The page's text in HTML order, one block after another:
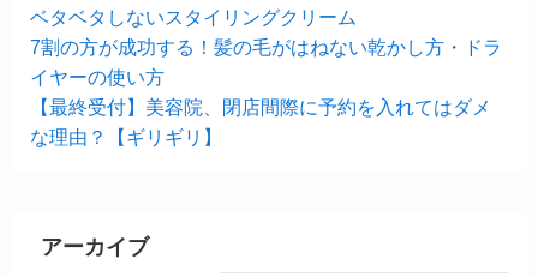
ベタベタしないスタイリングクリーム
7割の方が成功する！髪の毛がはねない乾かし方・ドラ
イヤーの使い方
【最終受付】美容院、閉店間際に予約を入れてはダメ
な理由？【ギリギリ】
アーカイブ